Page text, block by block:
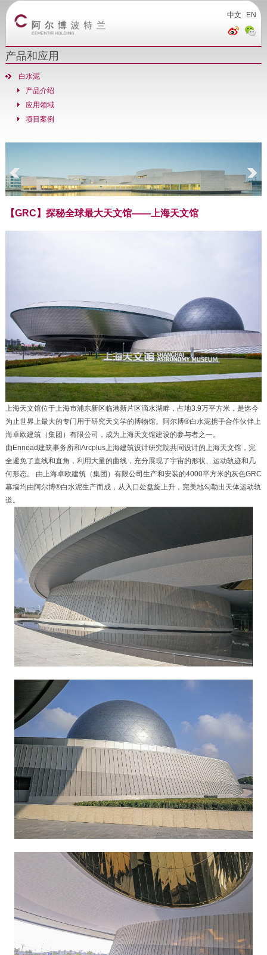
中文 EN
产品和应用
白水泥
产品介绍
应用领域
项目案例
【GRC】探秘全球最大天文馆——上海天文馆
上海天文馆位于上海市浦东新区临港新片区滴水湖畔，占地3.9万平方米，是迄今
为止世界上最大的专门用于研究天文学的博物馆。阿尔博®白水泥携手合作伙伴上
海卓欧建筑（集团）有限公司，成为上海天文馆建设的参与者之一。
由Ennead建筑事务所和Arcplus上海建筑设计研究院共同设计的上海天文馆，完
全避免了直线和直角，利用大量的曲线，充分展现了宇宙的形状、运动轨迹和几
何形态。 由上海卓欧建筑（集团）有限公司生产和安装的4000平方米的灰色GRC
幕墙均由阿尔博®白水泥生产而成，从入口处盘旋上升，完美地勾勒出天体运动轨
道。